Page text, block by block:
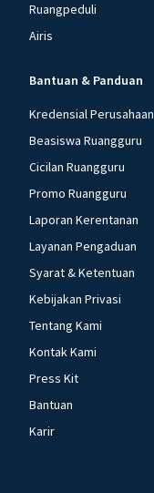
Ruangpeduli
Airis
Bantuan & Panduan
Kredensial Perusahaan
Beasiswa Ruangguru
Cicilan Ruangguru
Promo Ruangguru
Laporan Kerentanan
Layanan Pengaduan
Syarat & Ketentuan
Kebijakan Privasi
Tentang Kami
Kontak Kami
Press Kit
Bantuan
Karir